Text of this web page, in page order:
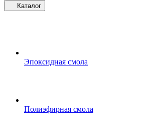
Каталог
Эпоксидная смола
Полиэфирная смола